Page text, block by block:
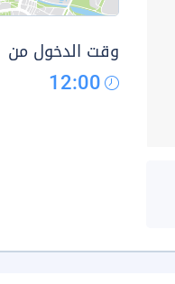
وقت الدخول من
12:00